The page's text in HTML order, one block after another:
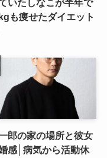
いたしなこが半年で
も痩せたダイエット
郎の家の場所と彼女
感│病気から活動休